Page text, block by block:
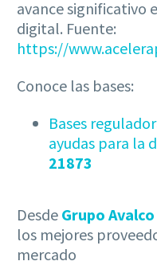
avance significativo
digital. Fuente:
https://
Conoce las bases:
Bases
ayudas para la
21873
Desde Grupo Avalco
los mejores
mercado